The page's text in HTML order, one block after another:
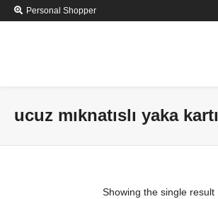
Personal Shopper
ucuz mıknatıslı yaka kartı
Showing the single result